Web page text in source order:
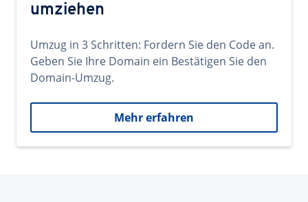
umziehen
Umzug in 3 Schritten: Fordern Sie den Code an.
Geben Sie Ihre Domain ein Bestätigen Sie den
Domain-Umzug.
Mehr erfahren